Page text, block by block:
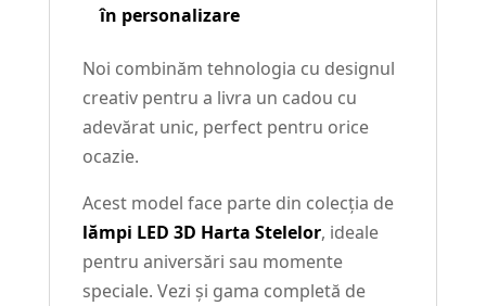
în personalizare
Noi combinăm tehnologia cu designul
creativ pentru a livra un cadou cu
adevărat unic, perfect pentru orice
ocazie.
Acest model face parte din colecția de
lămpi LED 3D Harta Stelelor, ideale
pentru aniversări sau momente
speciale. Vezi și gama completă de